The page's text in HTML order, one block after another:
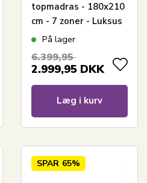
topmadras - 180x210
cm - 7 zoner - Luksus
memoryskum
SLEEP TECH By Borg
På lager
6.399,95
2.999,95 DKK
Læg i kurv
SPAR 65%